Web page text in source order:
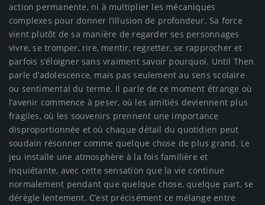
action permanente, ni à multiplier les mécaniques
complexes pour donner l’illusion de profondeur. Sa force
vient plutôt de sa manière de regarder ses personnages
vivre, se tromper, rire, mentir, regretter, se rapprocher et
parfois s’éloigner sans vraiment savoir pourquoi. Until Then
parle d’adolescence, mais pas seulement au sens scolaire
ou sentimental du terme. Il parle de ce moment étrange où
l’avenir commence à peser, où les amitiés deviennent plus
fragiles, où les souvenirs prennent une importance
disproportionnée et où chaque détail du quotidien peut
soudain résonner comme quelque chose de plus grand. Le
jeu installe une atmosphère à la fois familière et
inquiétante, avec cette sensation que la vie continue
normalement pendant que quelque chose, quelque part, se
dérègle lentement. C’est précisément ce mélange entre